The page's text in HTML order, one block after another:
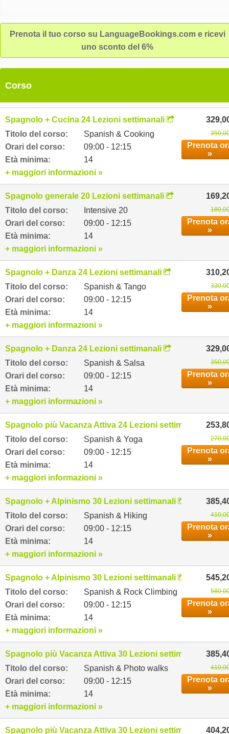
Prenota il tuo corso su LanguageBookings.com e ricevi
uno sconto del 6%
Corso
Spagnolo + Cucina 24 Lezioni settimanali
Titolo del corso:
Spanish & Cooking
Orari del corso:
09:00 - 12:15
Età minima:
14
Prenota
»
+ maggiori informazioni »
Spagnolo generale 20 Lezioni settimanali
Titolo del corso:
Intensive 20
Orari del corso:
09:00 - 12:15
Età minima:
14
Prenota
»
+ maggiori informazioni »
Spagnolo + Danza 24 Lezioni settimanali
Titolo del corso:
Spanish & Tango
Orari del corso:
09:00 - 12:15
Età minima:
14
Prenota
»
+ maggiori informazioni »
Spagnolo + Danza 24 Lezioni settimanali
Titolo del corso:
Spanish & Salsa
Orari del corso:
09:00 - 12:15
Età minima:
14
Prenota
»
+ maggiori informazioni »
Spagnolo più Vacanza Attiva 24 Lezioni settimanali
Titolo del corso:
Spanish & Yoga
Orari del corso:
09:00 - 12:15
Età minima:
14
Prenota
»
+ maggiori informazioni »
Spagnolo + Alpinismo 30 Lezioni settimanali
Titolo del corso:
Spanish & Hiking
Orari del corso:
09:00 - 12:15
Età minima:
14
Prenota
»
+ maggiori informazioni »
Spagnolo + Alpinismo 30 Lezioni settimanali
Titolo del corso:
Spanish & Rock Climbing
Orari del corso:
09:00 - 12:15
Età minima:
14
Prenota
»
+ maggiori informazioni »
Spagnolo più Vacanza Attiva 30 Lezioni settimanali
Titolo del corso:
Spanish & Photo walks
Orari del corso:
09:00 - 12:15
Età minima:
14
Prenota
»
+ maggiori informazioni »
Spagnolo più Vacanza Attiva 30 Lezioni settimanali